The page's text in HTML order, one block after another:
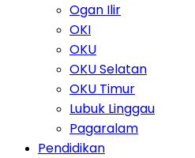
Ogan Ilir
OKI
OKU
OKU Selatan
OKU Timur
Lubuk Linggau
Pagaralam
Pendidikan